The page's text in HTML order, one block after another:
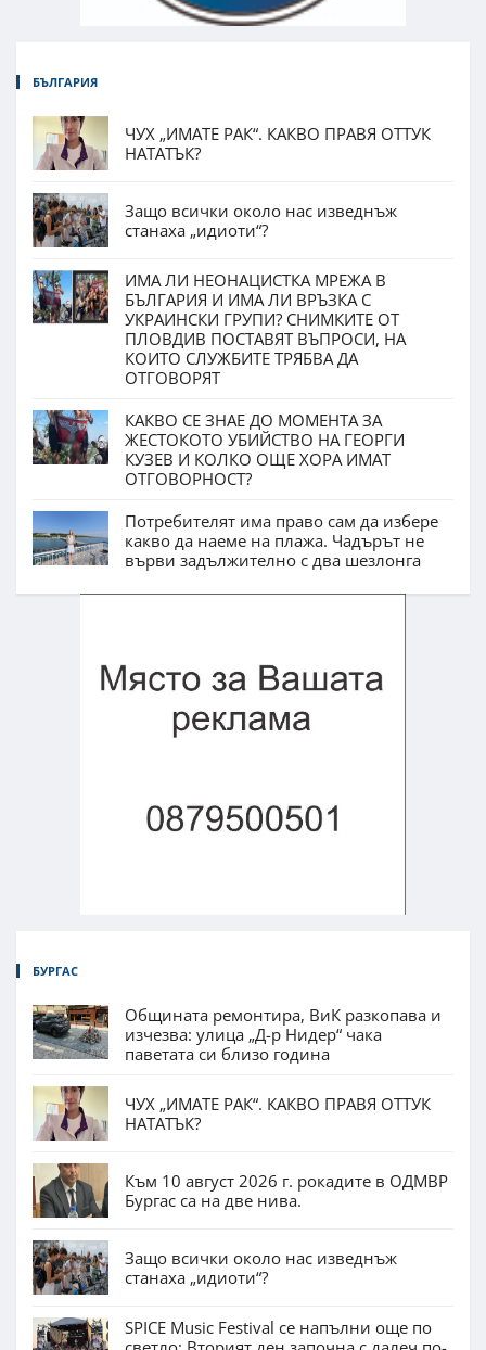
БЪЛГАРИЯ
ЧУХ „ИМАТЕ РАК“. КАКВО ПРАВЯ ОТТУК
НАТАТЪК?
Защо всички около нас изведнъж
станаха „идиоти“?
ИМА ЛИ НЕОНАЦИСТКА МРЕЖА В
БЪЛГАРИЯ И ИМА ЛИ ВРЪЗКА С
УКРАИНСКИ ГРУПИ? СНИМКИТЕ ОТ
ПЛОВДИВ ПОСТАВЯТ ВЪПРОСИ, НА
КОИТО СЛУЖБИТЕ ТРЯБВА ДА
ОТГОВОРЯТ
КАКВО СЕ ЗНАЕ ДО МОМЕНТА ЗА
ЖЕСТОКОТО УБИЙСТВО НА ГЕОРГИ
КУЗЕВ И КОЛКО ОЩЕ ХОРА ИМАТ
ОТГОВОРНОСТ?
Потребителят има право сам да избере
какво да наеме на плажа. Чадърът не
върви задължително с два шезлонга
БУРГАС
Общината ремонтира, ВиК разкопава и
изчезва: улица „Д-р Нидер“ чака
паветата си близо година
ЧУХ „ИМАТЕ РАК“. КАКВО ПРАВЯ ОТТУК
НАТАТЪК?
Към 10 август 2026 г. рокадите в ОДМВР
Бургас са на две нива.
Защо всички около нас изведнъж
станаха „идиоти“?
SPICE Music Festival се напълни още по